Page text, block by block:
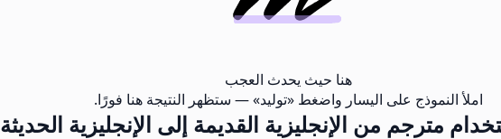
هنا حيث يحدث العجب
املأ النموذج على اليسار واضغط «توليد» — ستظهر النتيجة هنا فورًا.
مترجم من الإنجليزية القديمة إلى الإنجليزية الحديثة